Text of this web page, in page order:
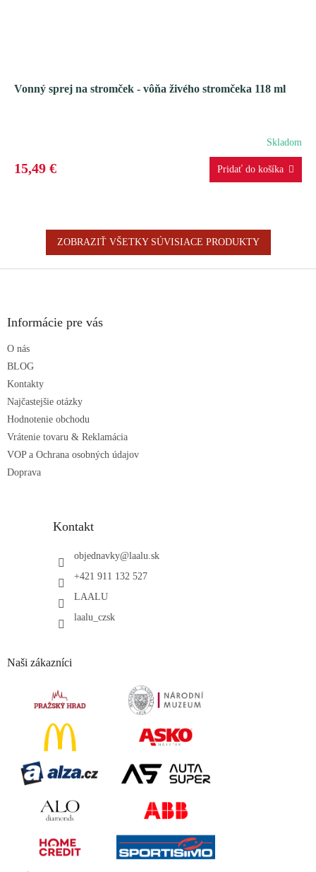
Vonný sprej na stromček - vôňa živého stromčeka 118 ml
Skladom
15,49 €
ZOBRAZIŤ VŠETKY SÚVISIACE PRODUKTY
Informácie pre vás
O nás
BLOG
Kontakty
Najčastejšie otázky
Hodnotenie obchodu
Vrátenie tovaru & Reklamácia
VOP a Ochrana osobných údajov
Doprava
Kontakt
objednavky@laalu.sk
+421 911 132 527
LAALU
laalu_czsk
Naši zákazníci